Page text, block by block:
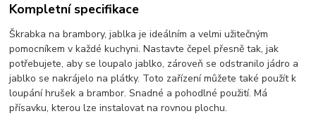
Kompletní specifikace
Škrabka na brambory, jablka je ideálním a velmi užitečným
pomocníkem v každé kuchyni. Nastavte čepel přesně tak, jak
potřebujete, aby se loupalo jablko, zároveň se odstranilo jádro a
jablko se nakrájelo na plátky. Toto zařízení můžete také použít k
loupání hrušek a brambor. Snadné a pohodlné použití. Má
přísavku, kterou lze instalovat na rovnou plochu.